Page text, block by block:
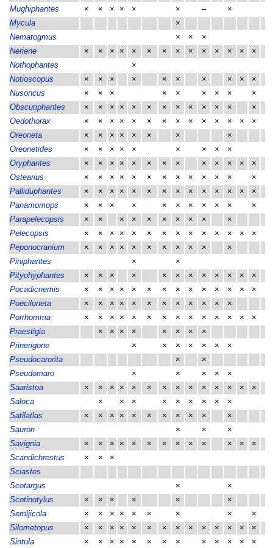
Mughiphantes
× × × × × × –
×
Mycula
×
Nematogmus
× ×
×
Neriene
× × × × × × × × × × × × × ×
Nothophantes
×
Notioscopus
× × × × × × × × × ×
Nusoncus
× × × × × × × × ×
Obscuriphantes
× × × × × × × × × × × × ×
Oedothorax
× × × × × × × × × × × × × ×
Oreoneta
× × × × × × ×
×
Oreonetides
× × × × × × × ×
×
Oryphantes
× × × × × × × × × × × × ×
Ostearius
× × × × × × × × × × × ×
×
Palliduphantes
× × × × × × × × × × × × × ×
Panamomops
× × × × × × × × × × ×
Parapelecopsis
× × × × × × × × ×
×
Pelecopsis
× × × × × × × × × × × × × ×
Peponocranium
× × × × × × × × × × ×
Piniphantes
×
×
Pityohyphantes
× × × × × × × × × × × ×
Pocadicnemis
× × × × × × × × × × × × × ×
Poeciloneta
× × × × × × × × × × × ×
Porrhomma
× × × × × × × × × × × × × ×
Praestigia
× × × × × × ×
×
Prinerigone
× × × × × ×
×
Pseudocarorita
×
×
Pseudomaro
× × × ×
×
Saaristoa
× × × × × × × × × × × × × ×
Saloca
× × × × × × × ×
×
Satilatlas
× × × × × × × × × × ×
Sauron
× ×
×
Savignia
× × × × × × × × × × × × ×
Scandichrestus
× × ×
Sciastes
Scotargus
×
×
Scotinotylus
× × × × × ×
Semljicola
× × × × × × × × ×
Silometopus
× × × × × × × × × × × × × ×
Sintula
× × × × × × × × × × × × ×